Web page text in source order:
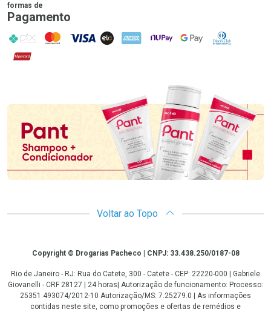
formas de
Pagamento
PIX MasterCard
VISA ELO AMEX NuPay Google PayDiners Club
Hipercard
Promoção em Destaque
Voltar ao Topo
CopyrightCopyright © Drogarias Pacheco | CNPJ: 33.438.250/0187-08
Rio de Janeiro - RJ: Rua do Catete, 300 - Catete - CEP: 22220-000 | Gabriele
Giovanelli - CRF 28127 | 24 horas| Autorização de funcionamento: Processo:
25351.493074/2012-10 Autorização/MS: 7.25279.0 | As informações
contidas neste site, como promoções e ofertas de remédios e